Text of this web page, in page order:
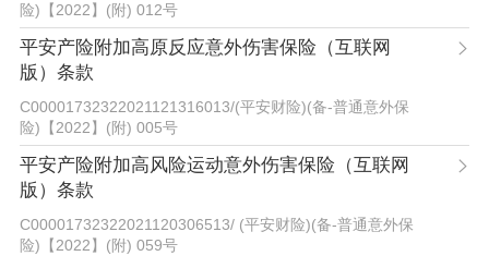
险)【2022】(附) 012号
平安产险附加高原反应意外伤害保险（互联网
版）条款
C00001732322021121316013/(平安财险)(备-普通意外保
险)【2022】(附) 005号
平安产险附加高风险运动意外伤害保险（互联网
版）条款
C00001732322021120306513/(平安财险)(备-普通意外保
险)【2022】(附) 059号